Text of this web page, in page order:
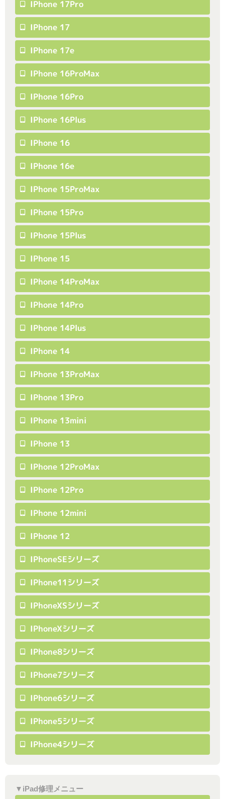
IPhone 17Pro
IPhone 17
IPhone 17e
IPhone 16ProMax
IPhone 16Pro
IPhone 16Plus
IPhone 16
IPhone 16e
IPhone 15ProMax
IPhone 15Pro
IPhone 15Plus
IPhone 15
IPhone 14ProMax
IPhone 14Pro
IPhone 14Plus
IPhone 14
IPhone 13ProMax
IPhone 13Pro
IPhone 13mini
IPhone 13
IPhone 12ProMax
IPhone 12Pro
IPhone 12mini
IPhone 12
IPhoneSEシリーズ
IPhone11シリーズ
IPhoneXSシリーズ
IPhoneXシリーズ
IPhone8シリーズ
IPhone7シリーズ
IPhone6シリーズ
IPhone5シリーズ
IPhone4シリーズ
▼iPad修理メニュー